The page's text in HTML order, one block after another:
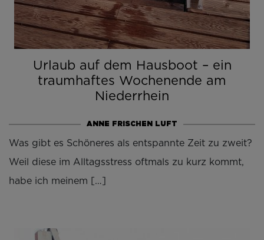
Urlaub auf dem Hausboot – ein
traumhaftes Wochenende am
Niederrhein
ANNE FRISCHEN LUFT
Was gibt es Schöneres als entspannte Zeit zu zweit?
Weil diese im Alltagsstress oftmals zu kurz kommt,
habe ich meinem […]